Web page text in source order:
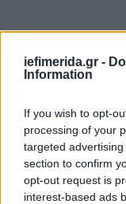
iefimerida.gr -
Information
If you wish to opt-
processing of your
targeted
section to confirm
opt-out request is
interest-based ads